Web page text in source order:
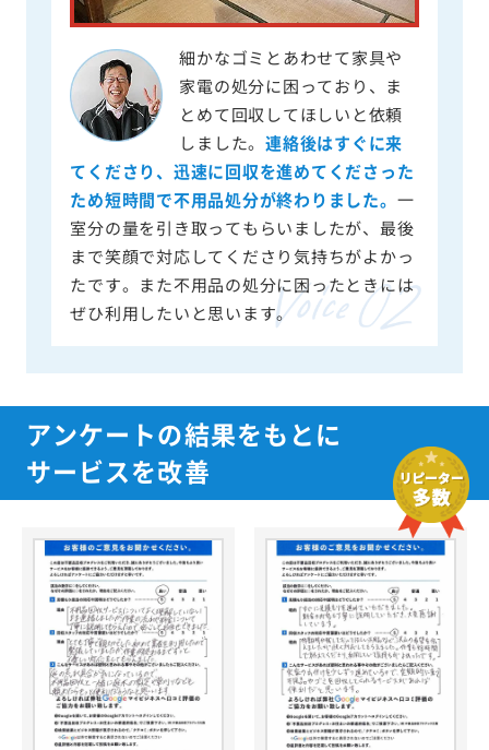
細かなゴミとあわせて家具や
家電の処分に困っており、ま
とめて回収してほしいと依頼
しました。連絡後はすぐに来
てくださり、迅速に回収を進めてくださった
ため短時間で不用品処分が終わりました。 一
室分の量を引き取ってもらいましたが、最後
まで笑顔で対応してくださり気持ちがよかっ
たです。また不用品の処分に困ったときには
ぜひ利用したいと思います。
アンケートの結果をもとに
サービスを改善